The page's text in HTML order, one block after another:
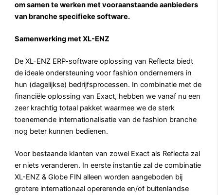
om samen te werken met vooraanstaande aanbieders
van branche specifieke software.
Samenwerking met XL-ENZ
De XL-ENZ ERP-software oplossing van Reflecta biedt
de ideale ondersteuning voor fashion ondernemers in
hun (dagelijkse) bedrijfsprocessen. In combinatie met de
financiële oplossing van Exact, hebben we vanaf nu een
zeer krachtig totaal pakket waarmee we de sterk
toenemende internationalisatie van de fashion branche
nog beter kunnen bedienen.
Voor bestaande klanten van zowel Exact als Reflecta zal
er niets veranderen. In eerste instantie zal de combinatie
XL-ENZ & Globe FIN alleen worden aangeboden bij
grotere internationaal opererende en/of buitenlandse